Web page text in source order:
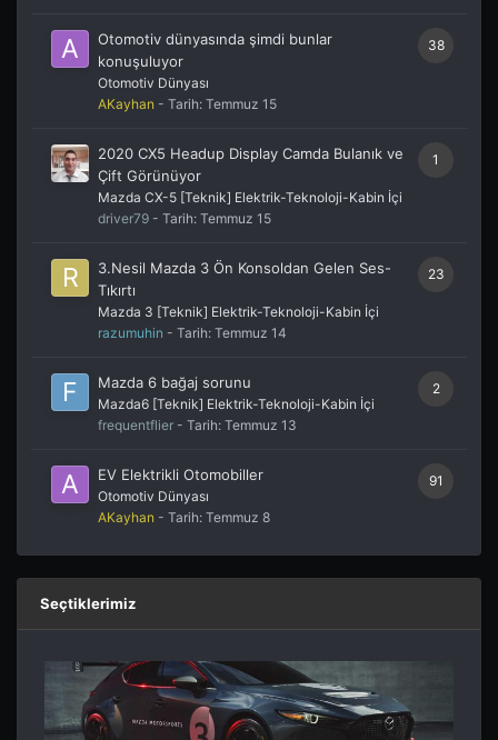
38
Otomotiv dünyasında şimdi bunlar
konuşuluyor
Otomotiv Dünyası
AKayhan - Tarih: Temmuz 15
1
2020 CX5 Headup Display Camda Bulanık ve
Çift Görünüyor
Mazda CX-5 [Teknik] Elektrik-Teknoloji-Kabin İçi
driver79 - Tarih: Temmuz 15
23
3.Nesil Mazda 3 Ön Konsoldan Gelen Ses-
Tıkırtı
Mazda 3 [Teknik] Elektrik-Teknoloji-Kabin İçi
razumuhin - Tarih: Temmuz 14
2
Mazda 6 bağaj sorunu
Mazda6 [Teknik] Elektrik-Teknoloji-Kabin İçi
frequentflier - Tarih: Temmuz 13
91
EV Elektrikli Otomobiller
Otomotiv Dünyası
AKayhan - Tarih: Temmuz 8
Seçtiklerimiz